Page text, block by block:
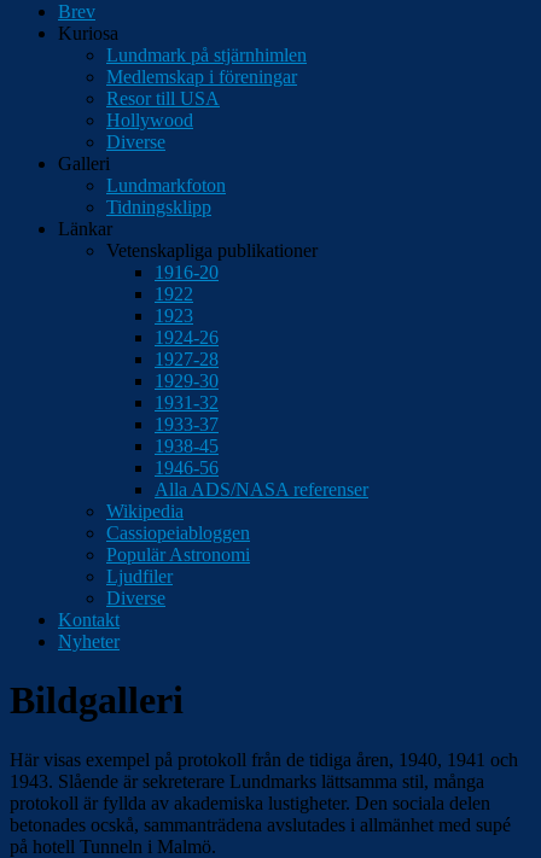
Brev
Kuriosa
Lundmark på stjärnhimlen
Medlemskap i föreningar
Resor till USA
Hollywood
Diverse
Galleri
Lundmarkfoton
Tidningsklipp
Länkar
Vetenskapliga publikationer
1916-20
1922
1923
1924-26
1927-28
1929-30
1931-32
1933-37
1938-45
1946-56
Alla ADS/NASA referenser
Wikipedia
Cassiopeiabloggen
Populär Astronomi
Ljudfiler
Diverse
Kontakt
Nyheter
Bildgalleri
Här visas exempel på protokoll från de tidiga åren, 1940, 1941 och
1943. Slående är sekreterare Lundmarks lättsamma stil, många
protokoll är fyllda av akademiska lustigheter. Den sociala delen
betonades ocskå, sammanträdena avslutades i allmänhet med supé
på hotell Tunneln i Malmö.